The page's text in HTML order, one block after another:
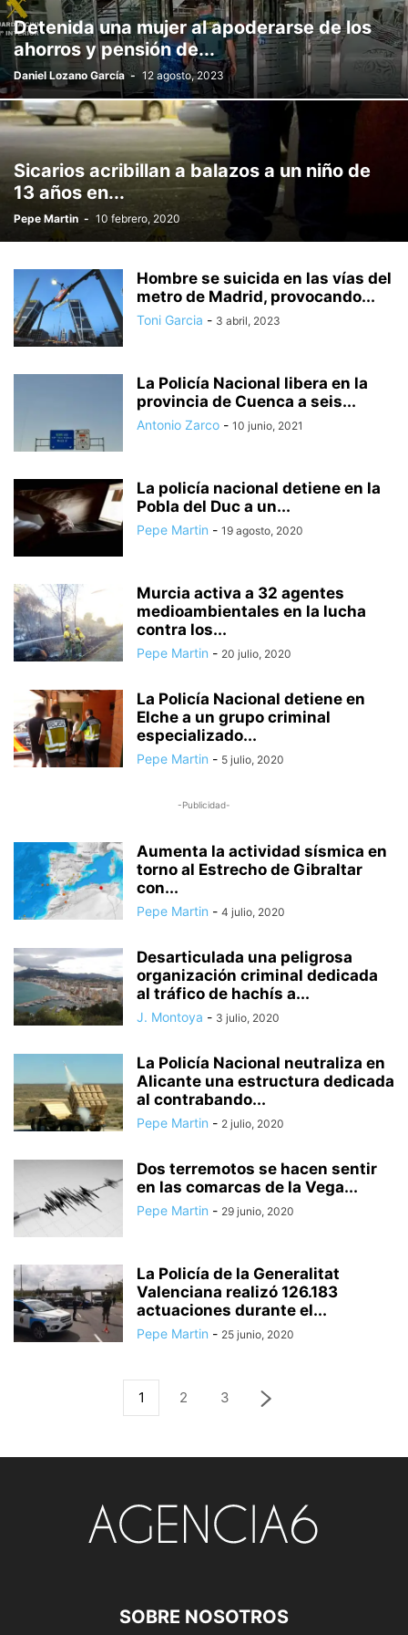
Detenida una mujer al apoderarse de los
ahorros y pensión de...
Daniel Lozano García - 12 agosto, 2023
Sicarios acribillan a balazos a un niño de
13 años en...
Pepe Martin - 10 febrero, 2020
Hombre se suicida en las vías del
metro de Madrid, provocando...
Toni Garcia - 3 abril, 2023
La Policía Nacional libera en la
provincia de Cuenca a seis...
Antonio Zarco - 10 junio, 2021
La policía nacional detiene en la
Pobla del Duc a un...
Pepe Martin - 19 agosto, 2020
Murcia activa a 32 agentes
medioambientales en la lucha
contra los...
Pepe Martin - 20 julio, 2020
La Policía Nacional detiene en
Elche a un grupo criminal
especializado...
Pepe Martin - 5 julio, 2020
-Publicidad-
Aumenta la actividad sísmica en
torno al Estrecho de Gibraltar
con...
Pepe Martin - 4 julio, 2020
Desarticulada una peligrosa
organización criminal dedicada
al tráfico de hachís a...
J. Montoya - 3 julio, 2020
La Policía Nacional neutraliza en
Alicante una estructura dedicada
al contrabando...
Pepe Martin - 2 julio, 2020
Dos terremotos se hacen sentir
en las comarcas de la Vega...
Pepe Martin - 29 junio, 2020
La Policía de la Generalitat
Valenciana realizó 126.183
actuaciones durante el...
Pepe Martin - 25 junio, 2020
1 2 3
SOBRE NOSOTROS